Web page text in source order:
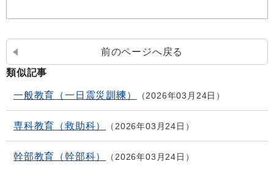
前のページへ戻る
類似記事
一般教育（一日震災訓練） 2026年03月24日
専科教育（救助科） 2026年03月24日
幹部教育（幹部科） 2026年03月24日